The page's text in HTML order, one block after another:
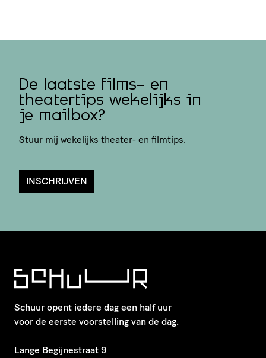
De laatste films- en
theatertips wekelijks in
je mailbox?
Stuur mij wekelijks theater- en filmtips.
INSCHRIJVEN
Schuur opent iedere dag een half uur
voor de eerste voorstelling van de dag.
​Lange Begijnestraat 9